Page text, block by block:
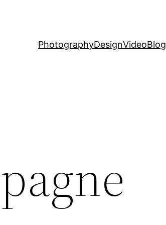
PhotographyDesignVideoBlog